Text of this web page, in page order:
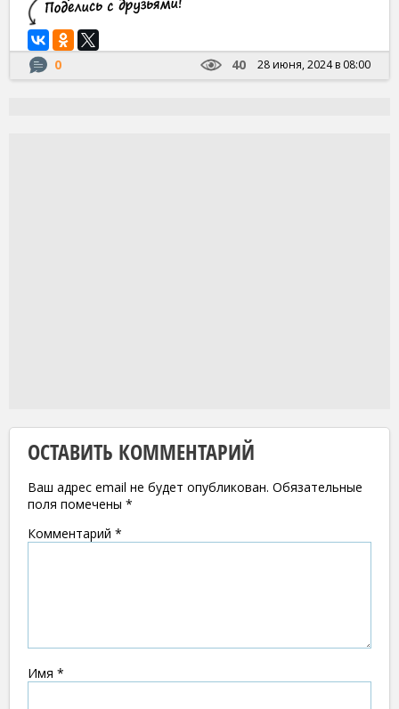
0 40 28 июня, 2024 в 08:00
ОСТАВИТЬ КОММЕНТАРИЙ
Ваш адрес email не будет опубликован. Обязательные
поля помечены *
Комментарий *
Имя *